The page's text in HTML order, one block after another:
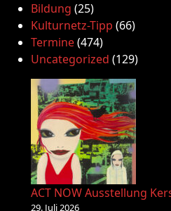
Bildung (25)
Kulturnetz-Tipp (66)
Termine(474)
Uncategorized (129)
ACT NOW Ausstellung
29. Juli 2026